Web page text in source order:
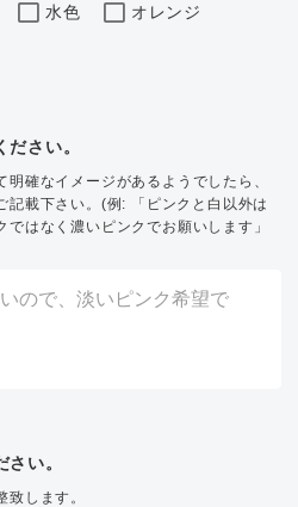
水色 オレンジ
さい。
明確なイメージがあるようでしたら、
記載下さい。(例: 「ピンクと白以外は
はなく濃いピンクでお願いします」
い。
します。